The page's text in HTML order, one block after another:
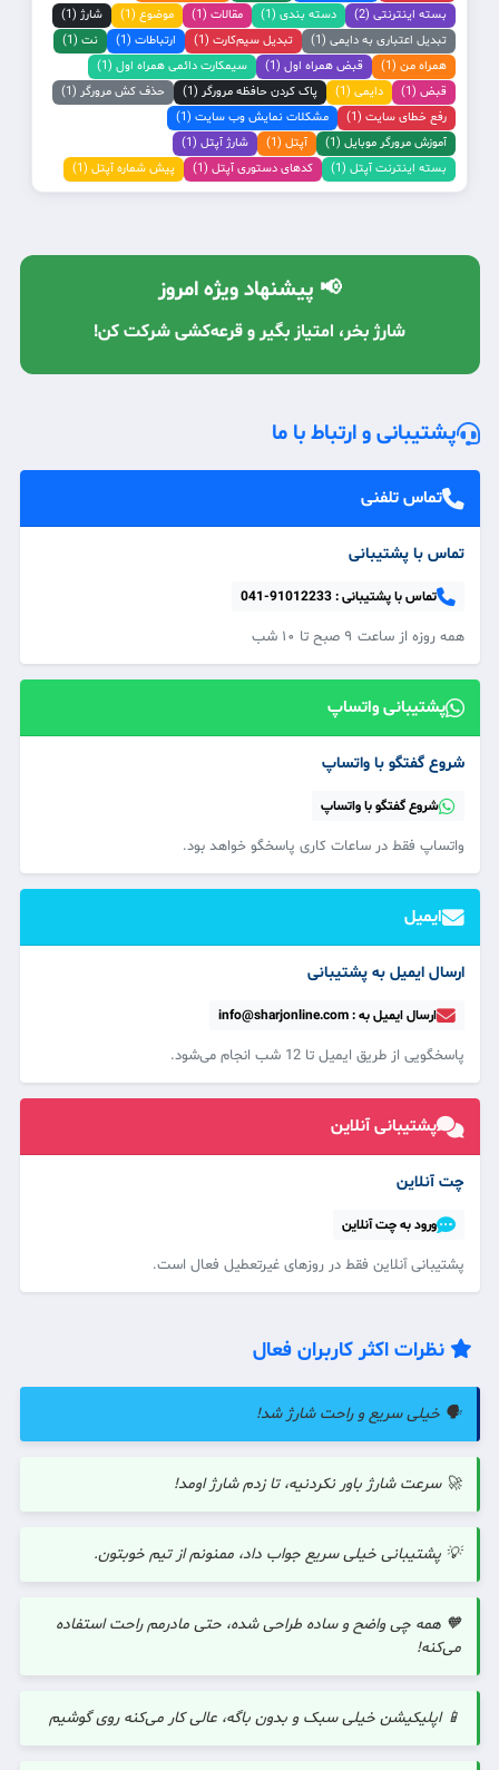
بسته اینترنتی (2) دسته بندی (1) مقالات (1) موضوع (1)
شارژ (1)
تبدیل اعتباری به دایمی (1)
تبدیل سیم‌کارت (1) ارتباطات (1)
نت (1)
همراه من (1)
قبض همراه اول (1)
سیمکارت دائمی همراه اول (1)
قبض (1)
دایمی (1) پاک کردن حافظه مرورگر (1)
حذف کش مرورگر (1)
رفع خطای سایت (1)
مشکلات نمایش وب سایت (1)
آموزش مرورگر موبایل (1)
آپتل (1)
شارژ آپتل (1)
بسته اینترنت آپتل (1)
کدهای دستوری آپتل (1) پیش شماره آپتل (1)
📢 پیشنهاد ویژه امروز
شارژ بخر، امتیاز بگیر و قرعه‌کشی شرکت کن!
پشتیبانی و ارتباط با ما
تماس تلفنی
تماس با پشتیبانی
تماس با پشتیبانی :041-91012233
همه‌ روزه از ساعت ۹ صبح تا ۱۰ شب
پشتیبانی واتساپ
شروع گفتگو با واتساپ
شروع گفتگو با واتساپ
واتساپ فقط در ساعات کاری پاسخگو خواهد بود.
ایمیل
ارسال ایمیل به پشتیبانی
ارسال ایمیل به : info@sharjonline.com
پاسخگویی از طریق ایمیل تا 12 شب انجام می‌شود.
پشتیبانی آنلاین
چت آنلاین
ورود به چت آنلاین
پشتیبانی آنلاین فقط در روزهای غیرتعطیل فعال است.
نظرات اکثر کاربران فعال
🗣️ خیلی سریع و راحت شارژ شد!
🚀 سرعت شارژ باور نکردنیه، تا زدم شارژ اومد!
💡 پشتیبانی خیلی سریع جواب داد، ممنونم از تیم خوبتون.
🧡 همه چی واضح و ساده طراحی شده، حتی مادرمم راحت استفاده
می‌کنه!
📱 اپلیکیشن خیلی سبک و بدون باگه، عالی کار می‌کنه روی گوشیم